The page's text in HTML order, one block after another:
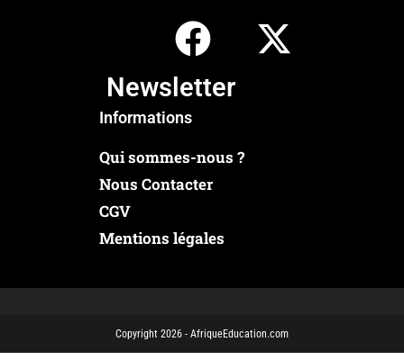
Newsletter
Informations
Qui sommes-nous ?
Nous Contacter
CGV
Mentions légales
Copyright 2026 - AfriqueEducation.com